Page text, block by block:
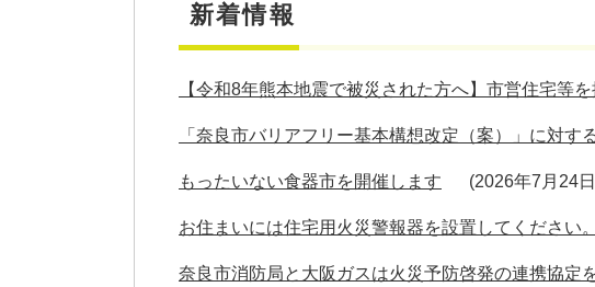
新着情報
【令和8年熊本地震で被災された方へ】市営住宅等
「奈良市バリアフリー基本構想改定（案）」に対す
もったいない食器市を開催します 2026年7月24
お住まいには住宅用火災警報器を設置してください。
奈良市消防局と大阪ガスは火災予防啓発の連携協定